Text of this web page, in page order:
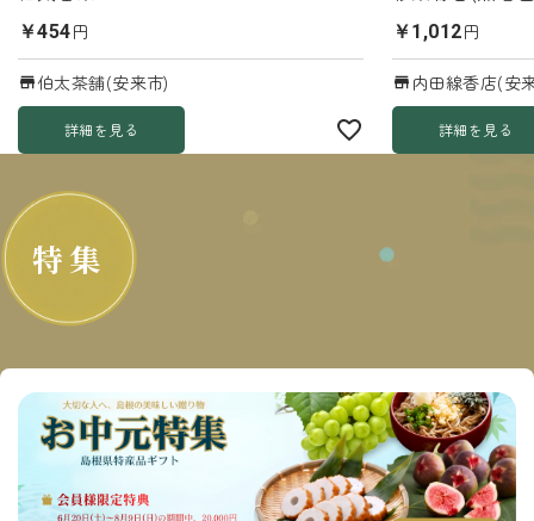
￥454円
伯太茶舗(安来市)
詳細を見る
￥1,012円
内田線香店(安
詳細を見る
特集